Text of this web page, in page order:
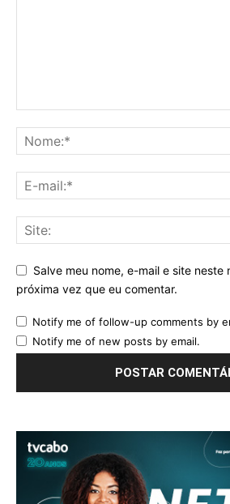
Salve meu nome, e-mail e site neste
próxima vez que eu comentar.
Notify me of follow-up comments by
Notify me of new posts by email.